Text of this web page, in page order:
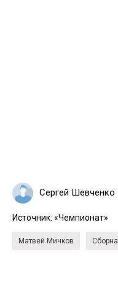
Сергей Шевченко
Источник: «Чемпионат»
Матвей Мичков